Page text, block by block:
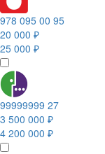
978 095 00 95
20 000 ₽
25 000 ₽
99999999 27
3 500 000 ₽
4 200 000 ₽